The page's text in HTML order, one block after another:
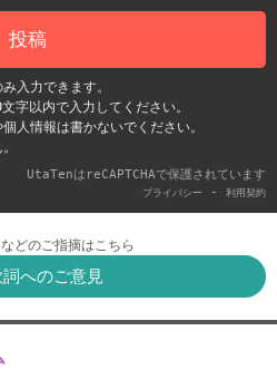
投稿
入力できます。
字以内で入力してください。
人情報は書かないでください。
UtaTenはreCAPTCHAで保護されています
プライバシー - 利用契約
どのご指摘はこちら
詞へのご意見